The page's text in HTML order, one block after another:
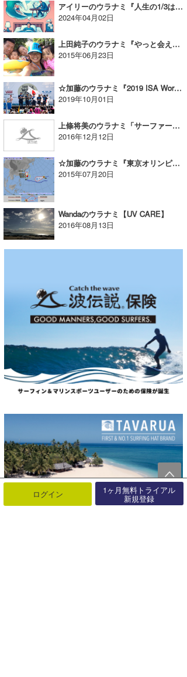
アイリーのウラナミ『人生の1/3は睡眠時間！？』
2024年04月02日
上田純子のウラナミ『やっと会えた～』
2015年06月23日
☆加藤のウラナミ『2019 ISA World Surfing Games』
2019年10月01日
上條将美のウラナミ「サーファーという“つながり”」
2016年12月12日
☆加藤のウラナミ『東京オリンピックの追加種目にサーフィン!?』
2015年07月20日
Wandaのウラナミ【UV CARE】
2016年08月13日
ログイン 1ヶ月無料トライアル
新規登録